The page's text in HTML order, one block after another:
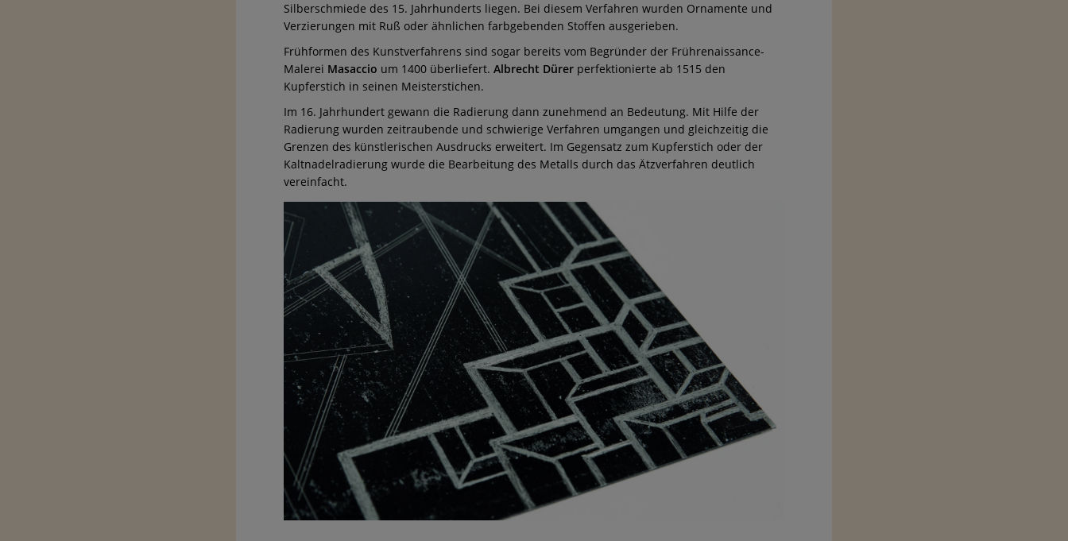
Silberschmiede des 15. Jahrhunderts liegen. Bei diesem Verfahren wurden Ornamente und
Verzierungen mit Ruß oder ähnlichen farbgebenden Stoffen ausgerieben.
Frühformen des Kunstverfahrens sind sogar bereits vom Begründer der Frührenaissance-
Malerei Masaccio um 1400 überliefert. Albrecht Dürer perfektionierte ab 1515 den
Kupferstich in seinen Meisterstichen.
Im 16. Jahrhundert gewann die Radierung dann zunehmend an Bedeutung. Mit Hilfe der
Radierung wurden zeitraubende und schwierige Verfahren umgangen und gleichzeitig die
Grenzen des künstlerischen Ausdrucks erweitert. Im Gegensatz zum Kupferstich oder der
Kaltnadelradierung wurde die Bearbeitung des Metalls durch das Ätzverfahren deutlich
vereinfacht.